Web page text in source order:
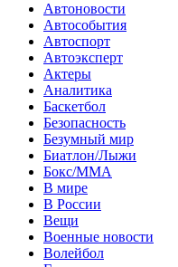
Автоновости
Автособытия
Автоспорт
Автоэксперт
Актеры
Аналитика
Баскетбол
Безопасность
Безумный мир
Биатлон/Лыжи
Бокс/MMA
В мире
В России
Вещи
Военные новости
Волейбол